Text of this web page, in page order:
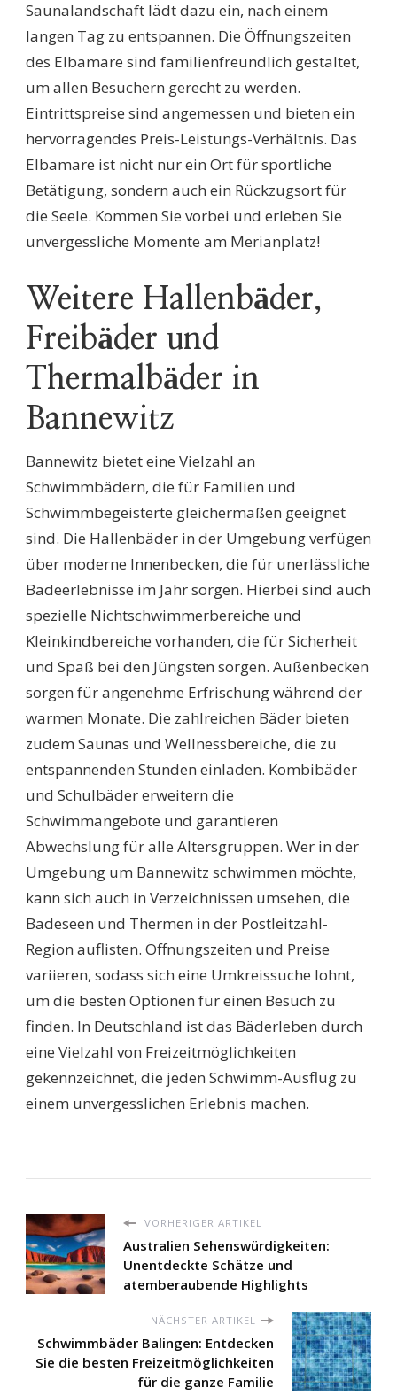
Saunalandschaft lädt dazu ein, nach einem
langen Tag zu entspannen. Die Öffnungszeiten
des Elbamare sind familienfreundlich gestaltet,
um allen Besuchern gerecht zu werden.
Eintrittspreise sind angemessen und bieten ein
hervorragendes Preis-Leistungs-Verhältnis. Das
Elbamare ist nicht nur ein Ort für sportliche
Betätigung, sondern auch ein Rückzugsort für
die Seele. Kommen Sie vorbei und erleben Sie
unvergessliche Momente am Merianplatz!
Weitere Hallenbäder,
Freibäder und
Thermalbäder in
Bannewitz
Bannewitz bietet eine Vielzahl an
Schwimmbädern, die für Familien und
Schwimmbegeisterte gleichermaßen geeignet
sind. Die Hallenbäder in der Umgebung verfügen
über moderne Innenbecken, die für unerlässliche
Badeerlebnisse im Jahr sorgen. Hierbei sind auch
spezielle Nichtschwimmerbereiche und
Kleinkindbereiche vorhanden, die für Sicherheit
und Spaß bei den Jüngsten sorgen. Außenbecken
sorgen für angenehme Erfrischung während der
warmen Monate. Die zahlreichen Bäder bieten
zudem Saunas und Wellnessbereiche, die zu
entspannenden Stunden einladen. Kombibäder
und Schulbäder erweitern die
Schwimmangebote und garantieren
Abwechslung für alle Altersgruppen. Wer in der
Umgebung um Bannewitz schwimmen möchte,
kann sich auch in Verzeichnissen umsehen, die
Badeseen und Thermen in der Postleitzahl-
Region auflisten. Öffnungszeiten und Preise
variieren, sodass sich eine Umkreissuche lohnt,
um die besten Optionen für einen Besuch zu
finden. In Deutschland ist das Bäderleben durch
eine Vielzahl von Freizeitmöglichkeiten
gekennzeichnet, die jeden Schwimm-Ausflug zu
einem unvergesslichen Erlebnis machen.
VORHERIGER ARTIKEL
Australien Sehenswürdigkeiten:
Unentdeckte Schätze und
atemberaubende Highlights
NÄCHSTER ARTIKEL
Schwimmbäder Balingen: Entdecken
Sie die besten Freizeitmöglichkeiten
für die ganze Familie